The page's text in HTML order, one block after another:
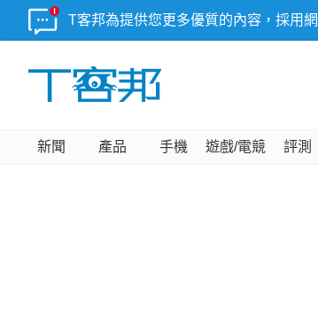
T客邦為提供您更多優質的內容，採用
新聞 產品 手機 遊戲/電競 評測